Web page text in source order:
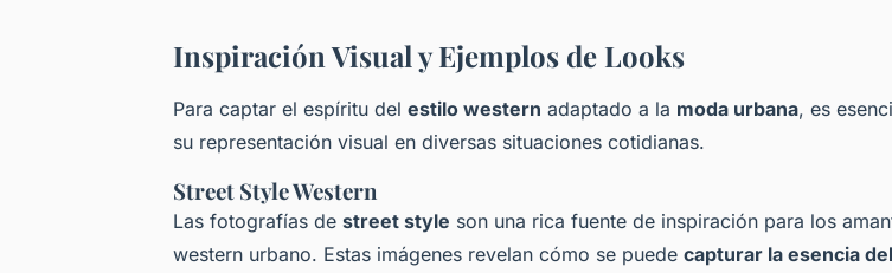
Inspiración Visual y Ejemplos de Looks
Para captar el espíritu del estilo western adaptado a la moda urbana, es
su representación visual en diversas situaciones cotidianas.
Street Style Western
Las fotografías de street style son una rica fuente de inspiración para los
western urbano. Estas imágenes revelan cómo se puede capturar la esencia